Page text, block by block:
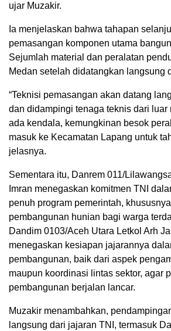
ujar Muzakir.
Ia menjelaskan bahwa tahapan
pemasangan komponen utama
Sejumlah material dan peralatan
Medan setelah didatangkan langsung
“Teknisi pemasangan akan datang
dan didampingi tenaga teknis dari luar
ada kendala, kemungkinan besok
masuk ke Kecamatan Lapang untuk
jelasnya.
Sementara itu, Danrem 011/
Imran menegaskan komitmen TNI
penuh program pemerintah,
pembangunan hunian bagi warga
Dandim 0103/Aceh Utara Letkol Arh
menegaskan kesiapan jajarannya
pembangunan, baik dari aspek
maupun koordinasi lintas sektor, agar
pembangunan berjalan lancar.
Muzakir menambahkan,
langsung dari jajaran TNI, termasuk